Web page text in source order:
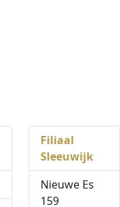
Filiaal
Sleeuwijk
Nieuwe Es
159